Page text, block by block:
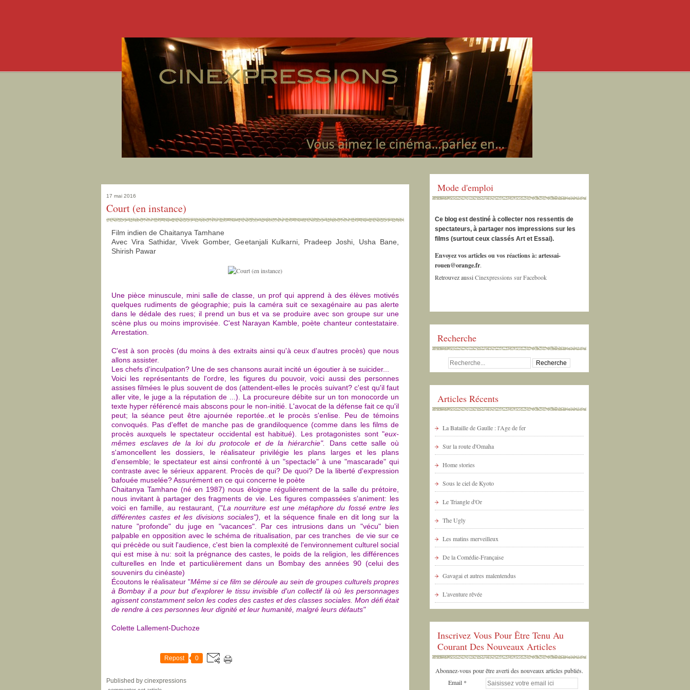
17 mai 2016
Court (en instance)
Film indien de Chaitanya Tamhane
Avec Vira Sathidar, Vivek Gomber, Geetanjali Kulkarni, Pradeep Joshi, Usha Bane,
Shirish Pawar
Une pièce minuscule, mini salle de classe, un prof qui apprend à des élèves motivés
quelques rudiments de géographie; puis la caméra suit ce sexagénaire au pas alerte
dans le dédale des rues; il prend un bus et va se produire avec son groupe sur une
scène plus ou moins improvisée. C'est Narayan Kamble, poète chanteur contestataire.
Arrestation.
C'est à son procès (du moins à des extraits ainsi qu'à ceux d'autres procès) que nous
allons assister.
Les chefs d'inculpation? Une de ses chansons aurait incité un égoutier à se suicider...
Voici les représentants de l'ordre, les figures du pouvoir, voici aussi des personnes
assises filmées le plus souvent de dos (attendent-elles le procès suivant? c'est qu'il faut
aller vite, le juge a la réputation de ...). La procureure débite sur un ton monocorde un
texte hyper référencé mais abscons pour le non-initié. L'avocat de la défense fait ce qu'il
peut; la séance peut être ajournée reportée..et le procès s'enlise. Peu de témoins
convoqués. Pas d'effet de manche pas de grandiloquence (comme dans les films de
procès auxquels le spectateur occidental est habitué). Les protagonistes sont "eux-
mêmes esclaves de la loi du protocole et de la hiérarchie". Dans cette salle où
s'amoncellent les dossiers, le réalisateur privilégie les plans larges et les plans
d'ensemble; le spectateur est ainsi confronté à un "spectacle" à une "mascarade" qui
contraste avec le sérieux apparent. Procès de qui? De quoi? De la liberté d'expression
bafouée muselée? Assurément en ce qui concerne le poète
Chaitanya Tamhane (né en 1987) nous éloigne régulièrement de la salle du prétoire,
nous invitant à partager des fragments de vie. Les figures compassées s'animent: les
voici en famille, au restaurant, ("La nourriture est une métaphore du fossé entre les
différentes castes et les divisions sociales"), et la séquence finale en dit long sur la
nature "profonde" du juge en "vacances". Par ces intrusions dans un "vécu" bien
palpable en opposition avec le schéma de ritualisation, par ces tranches de vie sur ce
qui précède ou suit l'audience, c'est bien la complexité de l'environnement culturel social
qui est mise à nu: soit la prégnance des castes, le poids de la religion, les différences
culturelles en Inde et particulièrement dans un Bombay des années 90 (celui des
souvenirs du cinéaste)
Écoutons le réalisateur "Même si ce film se déroule au sein de groupes culturels propres
à Bombay il a pour but d'explorer le tissu invisible d'un collectif là où les personnages
agissent constamment selon les codes des castes et des classes sociales. Mon défi était
de rendre à ces personnes leur dignité et leur humanité, malgré leurs défauts"
Colette Lallement-Duchoze
Repost 0
Published by cinexpressions
Mode d'emploi
Ce blog est destiné à collecter nos ressentis de
spectateurs, à partager nos impressions sur les
films (surtout ceux classés Art et Essai).
Envoyez vos articles ou vos réactions à: artessai-
rouen@orange.fr.
Retrouvez aussiCinexpressions sur Facebook
Recherche
Articles Récents
La Bataille de Gaulle : l'Age de fer
Sur la route d'Omaha
Home stories
Sous le ciel de Kyoto
Le Triangle d'Or
The Ugly
Les matins merveilleux
De la Comédie-Française
Gavagai et autres malentendus
L'aventure rêvée
Inscrivez Vous Pour Être Tenu Au
Courant Des Nouveaux Articles
Abonnez-vous pour être averti des nouveaux articles publiés.
Email